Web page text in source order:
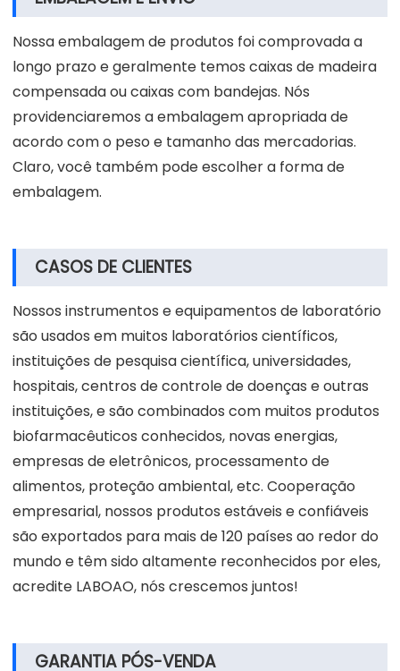
Nossa embalagem de produtos foi comprovada a
longo prazo e geralmente temos caixas de madeira
compensada ou caixas com bandejas. Nós
providenciaremos a embalagem apropriada de
acordo com o peso e tamanho das mercadorias.
Claro, você também pode escolher a forma de
embalagem.
CASOS DE CLIENTES
Nossos instrumentos e equipamentos de laboratório
são usados em muitos laboratórios científicos,
instituições de pesquisa científica, universidades,
hospitais, centros de controle de doenças e outras
instituições, e são combinados com muitos produtos
biofarmacêuticos conhecidos, novas energias,
empresas de eletrônicos, processamento de
alimentos, proteção ambiental, etc. Cooperação
empresarial, nossos produtos estáveis e confiáveis
são exportados para mais de 120 países ao redor do
mundo e têm sido altamente reconhecidos por eles,
acredite LABOAO, nós crescemos juntos!
GARANTIA PÓS-VENDA